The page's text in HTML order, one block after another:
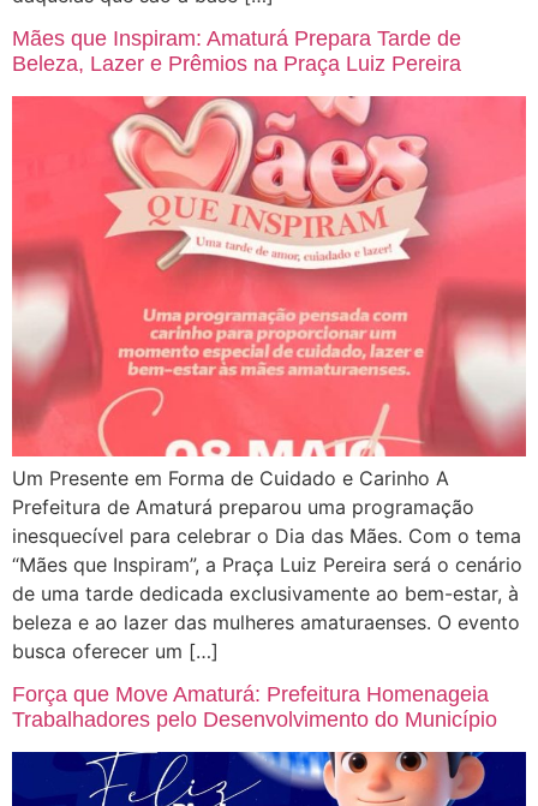
Mães que Inspiram: Amaturá Prepara Tarde de
Beleza, Lazer e Prêmios na Praça Luiz Pereira
Um Presente em Forma de Cuidado e Carinho A
Prefeitura de Amaturá preparou uma programação
inesquecível para celebrar o Dia das Mães. Com o tema
“Mães que Inspiram”, a Praça Luiz Pereira será o cenário
de uma tarde dedicada exclusivamente ao bem-estar, à
beleza e ao lazer das mulheres amaturaenses. O evento
busca oferecer um […]
Força que Move Amaturá: Prefeitura Homenageia
Trabalhadores pelo Desenvolvimento do Município